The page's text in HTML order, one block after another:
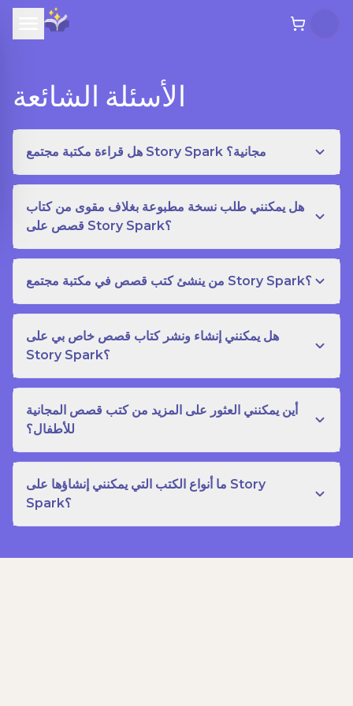
الأسئلة الشائعة
هل قراءة مكتبة مجتمع Story Spark مجانية؟
هل يمكنني طلب نسخة مطبوعة بغلاف مقوى من كتاب
قصص على Story Spark؟
من ينشئ كتب قصص في مكتبة مجتمع Story Spark؟
هل يمكنني إنشاء ونشر كتاب قصص خاص بي على
Story Spark؟
أين يمكنني العثور على المزيد من كتب قصص المجانية
للأطفال؟
ما أنواع الكتب التي يمكنني إنشاؤها على Story
Spark؟